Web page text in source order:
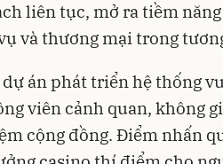
liên tục, mở ra tiềm
và thương mại trong
dự án phát triển hệ thống
viên cảnh quan, không
cộng đồng. Điểm nhấn